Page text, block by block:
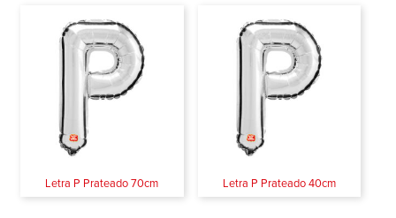
Letra P Prateado 70cm Letra P Prateado 40cm